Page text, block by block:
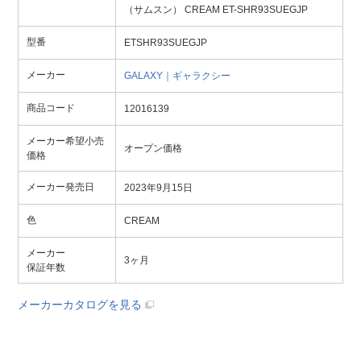
（サムスン） CREAM ET-SHR93SUEGJP
型番 ETSHR93SUEGJP
メーカー GALAXY｜ギャラクシー
商品コード 12016139
メーカー希望小売
価格
オープン価格
メーカー発売日 2023年9月15日
色 CREAM
メーカー
保証年数
3ヶ月
メーカーカタログを見る